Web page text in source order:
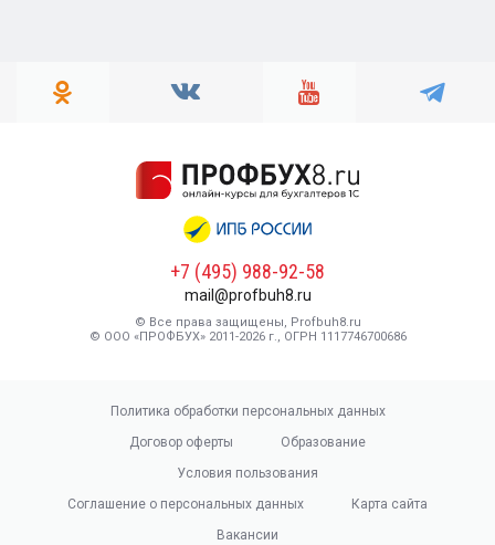
+7 (495) 988-92-58
mail@profbuh8.ru
© Все права защищены, Profbuh8.ru
© ООО «ПРОФБУХ» 2011-2026 г., ОГРН 1117746700686
Политика обработки персональных данных
Договор оферты
Образование
Условия пользования
Соглашение о персональных данных
Карта сайта
Вакансии